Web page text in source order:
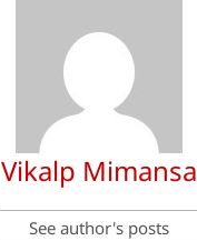
Vikalp Mimansa
See author's posts